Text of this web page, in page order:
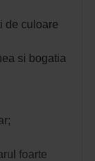
de culoare
si bogatia
foarte